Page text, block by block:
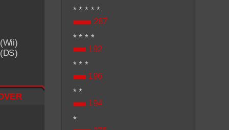
* * * * *
287
* * * *
192
* * *
196
* *
194
*